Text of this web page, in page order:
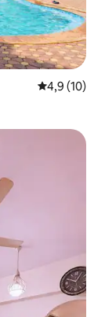
4,9 de uma
4,9 (10)